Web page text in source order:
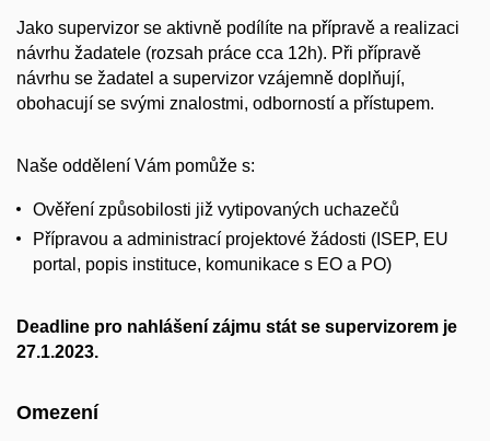
Jako supervizor se aktivně podílíte na přípravě a realizaci
návrhu žadatele (rozsah práce cca 12h). Při přípravě
návrhu se žadatel a supervizor vzájemně doplňují,
obohacují se svými znalostmi, odborností a přístupem.
Naše oddělení Vám pomůže s:
Ověření způsobilosti již vytipovaných uchazečů
Přípravou a administrací projektové žádosti (ISEP, EU
portal, popis instituce, komunikace s EO a PO)
Deadline pro nahlášení zájmu stát se supervizorem je
27.1.2023.
Omezení